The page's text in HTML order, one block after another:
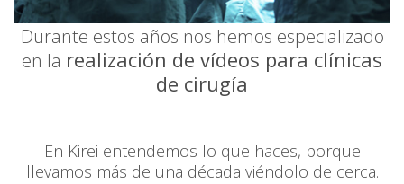
Durante estos años nos hemos especializado
en la realización de vídeos para clínicas
de cirugía
En Kirei entendemos lo que haces, porque
llevamos más de una década viéndolo de cerca.